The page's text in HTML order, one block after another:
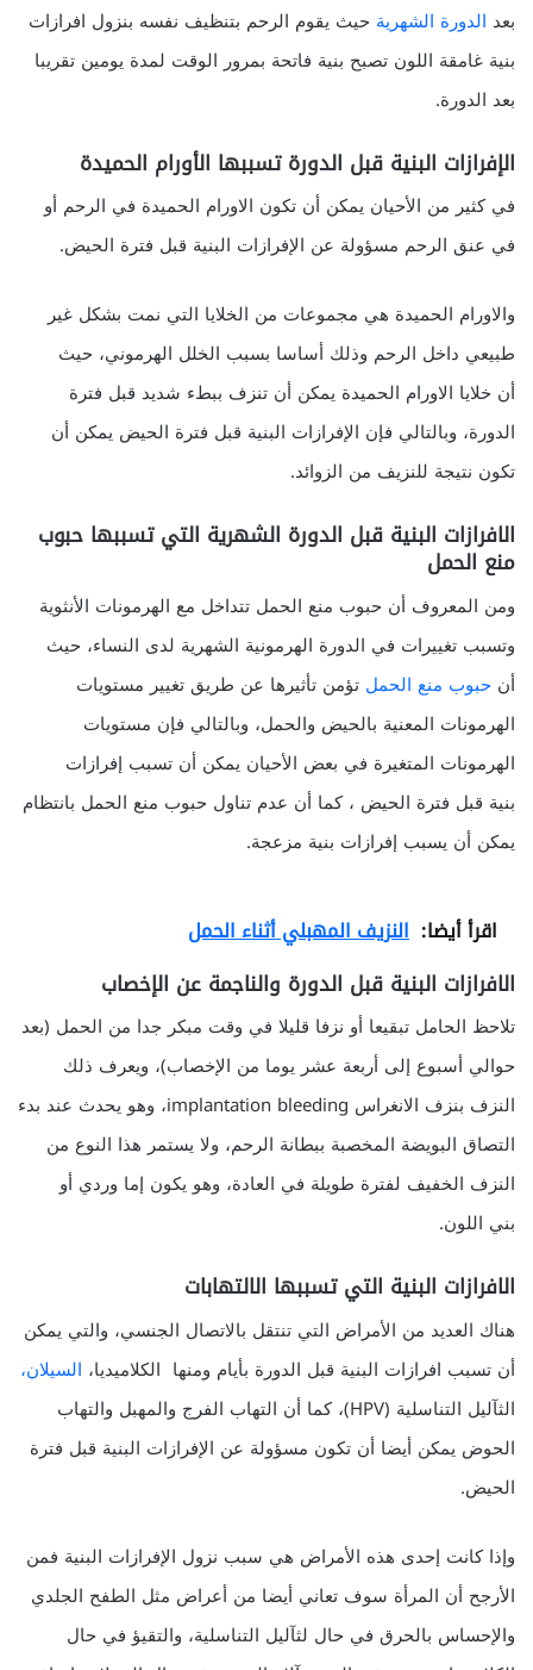
بعد الدورة الشهرية حيث يقوم الرحم بتنظيف نفسه بنزول افرازات
بنية غامقة اللون تصبح بنية فاتحة بمرور الوقت لمدة يومين تقريبا
بعد الدورة.
الإفرازات البنية قبل الدورة تسببها الأورام الحميدة
في كثير من الأحيان يمكن أن تكون الاورام الحميدة في الرحم أو
في عنق الرحم مسؤولة عن الإفرازات البنية قبل فترة الحيض.
والاورام الحميدة هي مجموعات من الخلايا التي نمت بشكل غير
طبيعي داخل الرحم وذلك أساسا بسبب الخلل الهرموني، حيث
أن خلايا الاورام الحميدة يمكن أن تنزف ببطء شديد قبل فترة
الدورة، وبالتالي فإن الإفرازات البنية قبل فترة الحيض يمكن أن
تكون نتيجة للنزيف من الزوائد.
الافرازات البنية قبل الدورة الشهرية التي تسببها حبوب
منع الحمل
ومن المعروف أن حبوب منع الحمل تتداخل مع الهرمونات الأنثوية
وتسبب تغييرات في الدورة الهرمونية الشهرية لدى النساء، حيث
أن حبوب منع الحمل تؤمن تأثيرها عن طريق تغيير مستويات
الهرمونات المعنية بالحيض والحمل، وبالتالي فإن مستويات
الهرمونات المتغيرة في بعض الأحيان يمكن أن تسبب إفرازات
بنية قبل فترة الحيض ، كما أن عدم تناول حبوب منع الحمل بانتظام
يمكن أن يسبب إفرازات بنية مزعجة.
اقرأ أيضا: النزيف المهبلي أثناء الحمل
الافرازات البنية قبل الدورة والناجمة عن الإخصاب
تلاحظ الحامل تبقيعا أو نزفا قليلا في وقت مبكر جدا من الحمل (بعد
حوالي أسبوع إلى أربعة عشر يوما من الإخصاب)، ويعرف ذلك
النزف بنزف الانغراس implantation bleeding، وهو يحدث عند بدء
التصاق البويضة المخصبة ببطانة الرحم، ولا يستمر هذا النوع من
النزف الخفيف لفترة طويلة في العادة، وهو يكون إما وردي أو
بني اللون.
الافرازات البنية التي تسببها الالتهابات
هناك العديد من الأمراض التي تنتقل بالاتصال الجنسي، والتي يمكن
أن تسبب افرازات البنية قبل الدورة بأيام ومنها الكلاميديا، السيلان،
الثآليل التناسلية (HPV)، كما أن التهاب الفرج والمهبل والتهاب
الحوض يمكن أيضا أن تكون مسؤولة عن الإفرازات البنية قبل فترة
الحيض.
وإذا كانت إحدى هذه الأمراض هي سبب نزول الإفرازات البنية فمن
الأرجح أن المرأة سوف تعاني أيضا من أعراض مثل الطفح الجلدي
والإحساس بالحرق في حال لثآليل التناسلية، والتقيؤ في حال